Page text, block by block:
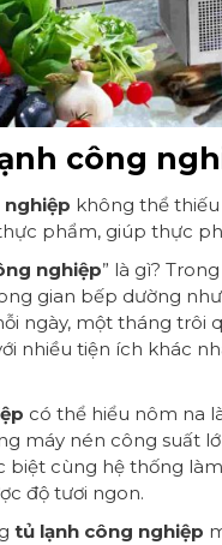
công
không thể
phẩm, giúp thực
nghiệp” là gì?
gian bếp dường
ngày, một tháng
nhiều tiện ích khác
có thể hiểu nôm na
máy nén công suất
biệt cùng hệ thống
độ tươi ngon.
tủ lạnh công nghiệp